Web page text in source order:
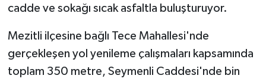
cadde ve sokağı sıcak asfaltla buluşturuyor.
Mezitli ilçesine bağlı Tece Mahallesi'nde
gerçekleşen yol yenileme çalışmaları kapsamında
toplam 350 metre, Seymenli Caddesi'nde bin